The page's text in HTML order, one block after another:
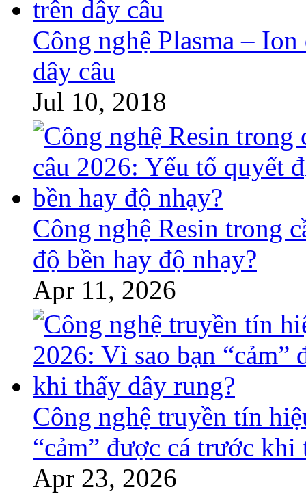
Công nghệ Plasma –
dây câu
Jul 10, 2018
Công nghệ Resin trong
độ bền hay độ nhạy?
Apr 11, 2026
Công nghệ truyền tín
“cảm” được cá trước khi
Apr 23, 2026